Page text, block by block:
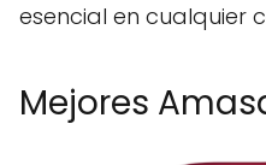
esencial en cualquier
Mejores